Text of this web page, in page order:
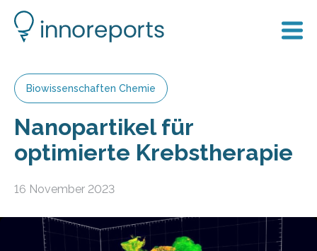
Biowissenschaften Chemie
Nanopartikel für
optimierte Krebstherapie
16 November 2023